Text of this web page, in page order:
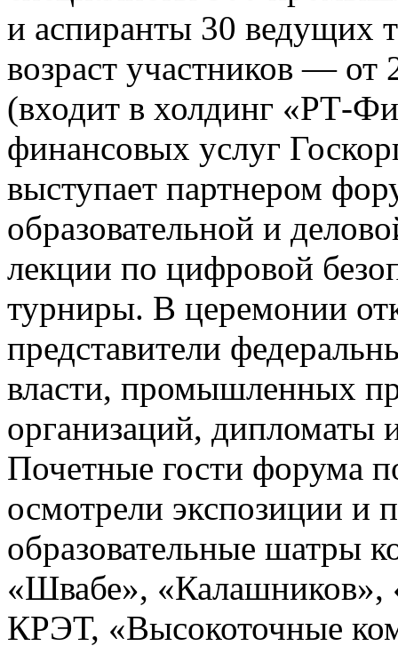
и аспиранты 30 ведущих
возраст участников —
(входит в холдинг «РТ-
финансовых услуг
выступает партнером
образовательной и
лекции по цифровой
турниры. В церемонии
представители
власти, промышленных
организаций, дипломаты
Почетные гости форума
осмотрели экспозиции и
образовательные шатры
«Швабе»,
КРЭТ, «Высокоточные